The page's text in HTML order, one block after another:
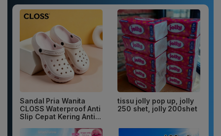
Sandal Pria Wanita
CLOSS Waterproof Anti
Slip Cepat Kering Anti...
tissu jolly pop up, jolly
250 shet, jolly 200shet